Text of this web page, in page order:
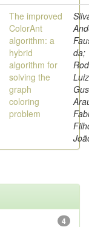
The improved
ColorAnt
algorithm: a
hybrid
algorithm for
solving the
graph
coloring
problem
da;
Luiz
4